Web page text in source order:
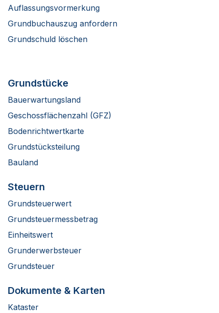
Auflassungsvormerkung
Grundbuchauszug anfordern
Grundschuld löschen
Grundstücke
Bauerwartungsland
Geschossflächenzahl (GFZ)
Bodenrichtwertkarte
Grundstücksteilung
Bauland
Steuern
Grundsteuerwert
Grundsteuermessbetrag
Einheitswert
Grunderwerbsteuer
Grundsteuer
Dokumente & Karten
Kataster